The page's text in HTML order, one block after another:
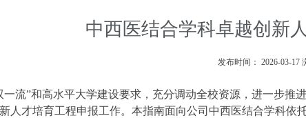
中西医结合学科卓越创新
发布时间： 2026-03-17
一流”和高水平大学建设要求，充分调动全校资源，进一步推
人才培育工程申报工作。本指南面向公司中西医结合学科